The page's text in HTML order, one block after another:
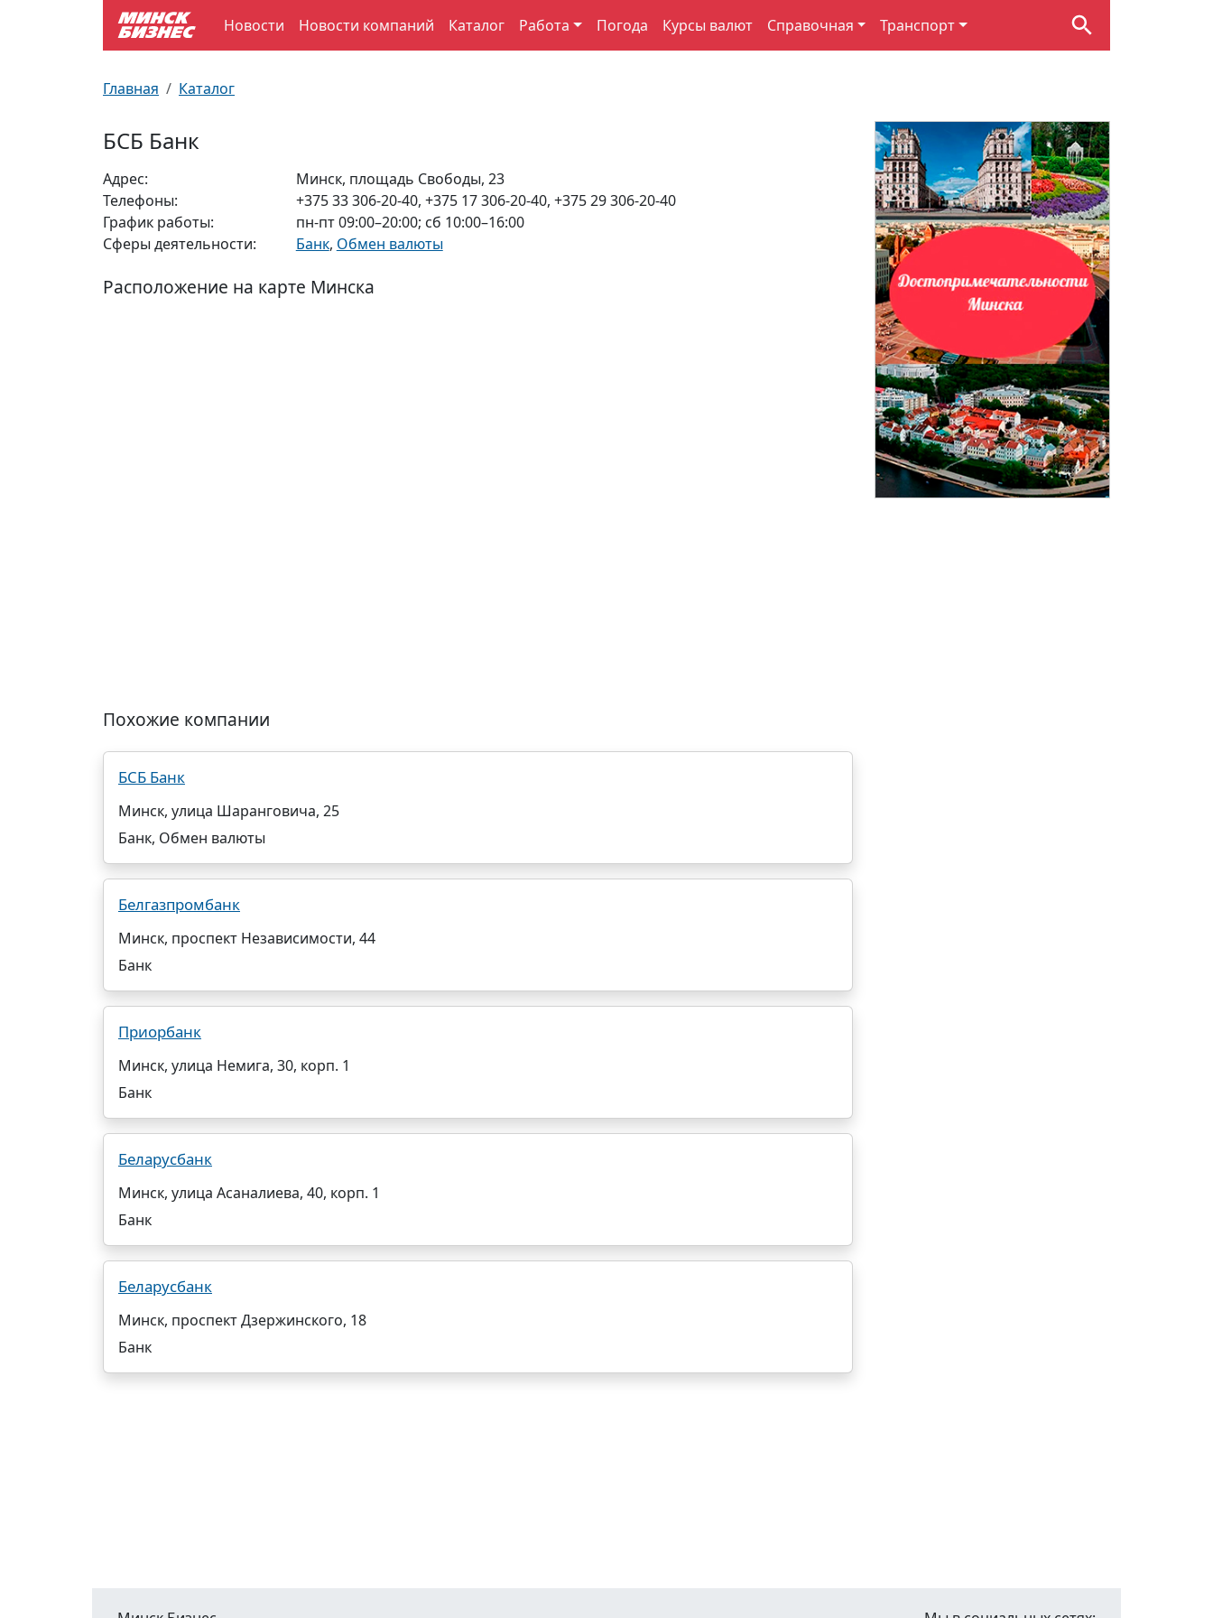
Новости Новости компаний Каталог Работа Погода Курсы валют Справочная Транспорт
Главная Каталог
БСБ Банк
Адрес:
Минск, площадь Свободы, 23
Телефоны:
+375 33 306-20-40, +375 17 306-20-40, +375 29 306-20-40
График работы:
пн-пт 09:00–20:00; сб 10:00–16:00
Сферы деятельности:
Банк, Обмен валюты
Расположение на карте Минска
Похожие компании
БСБ Банк
Минск, улица Шаранговича, 25
Банк, Обмен валюты
Белгазпромбанк
Минск, проспект Независимости, 44
Банк
Приорбанк
Минск, улица Немига, 30, корп. 1
Банк
Беларусбанк
Минск, улица Асаналиева, 40, корп. 1
Банк
Беларусбанк
Минск, проспект Дзержинского, 18
Банк
Улицы Минска
Производственный календарь
Документы для ЗАГСа
Пробки на дорогах